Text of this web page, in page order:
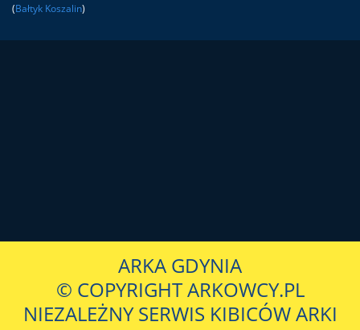
(Bałtyk Koszalin)
ARKA GDYNIA
© COPYRIGHT ARKOWCY.PL
NIEZALEŻNY SERWIS KIBICÓW ARKI